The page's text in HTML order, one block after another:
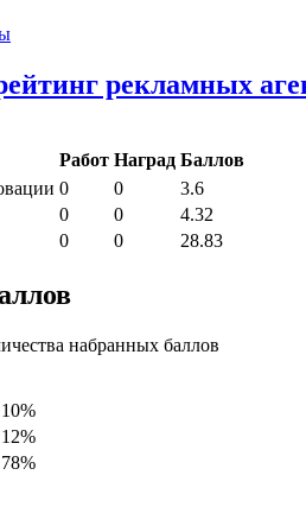
рекламных
Работ Наград Баллов
0 0
3.6
0 0
4.32
0 0 28.83
набранных баллов
10%
12%
78%